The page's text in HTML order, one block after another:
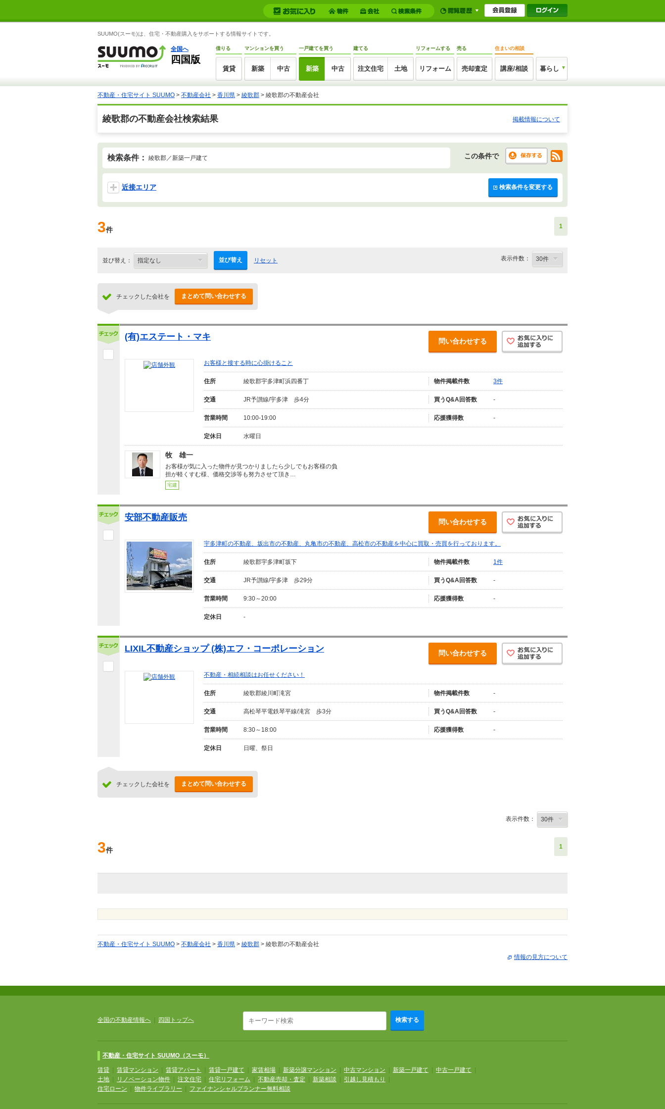
SUUMO(スーモ)は、住宅・不動産購入をサポートする情報サイトです。
全国へ
四国版
借りる
賃貸
マンションを買う
新築 中古
一戸建てを買う
新築 中古
建てる
注文住宅 土地
リフォームする
リフォーム
売る
売却査定
住まいの相談
講座/相談 暮らし
不動産・住宅サイト SUUMO > 不動産会社 > 香川県 > 綾歌郡 > 綾歌郡の不動産会社
綾歌郡の不動産会社検索結果 掲載情報について
検索条件： 綾歌郡／新築一戸建て この条件で
近接エリア 検索条件を変更する
3件 1
並び替え： 並び替え リセット 表示件数：
チェックした会社を まとめて問い合わせする
(有)エステート・マキ 問い合わせする
お客様と接する時に心掛けること
住所 綾歌郡宇多津町浜四番丁 物件掲載件数 3件
交通 JR予讃線/宇多津 歩4分 買うQ&A回答数 -
営業時間 10:00-19:00 応援獲得数 -
定休日 水曜日
牧 雄一
お客様が気に入った物件が見つかりましたら少しでもお客様の負
担が軽くすむ様、価格交渉等も努力させて頂き…
宅建
安部不動産販売 問い合わせする
宇多津町の不動産、坂出市の不動産、丸亀市の不動産、高松市の不動産を中心に買取・売買を行っております。
住所 綾歌郡宇多津町坂下 物件掲載件数 1件
交通 JR予讃線/宇多津 歩29分 買うQ&A回答数 -
営業時間 9:30～20:00 応援獲得数 -
定休日 -
LIXIL不動産ショップ (株)エフ・コーポレーション 問い合わせする
不動産・相続相談はお任せください！
住所 綾歌郡綾川町滝宮 物件掲載件数 -
交通 高松琴平電鉄琴平線/滝宮 歩3分 買うQ&A回答数 -
営業時間 8:30～18:00 応援獲得数 -
定休日 日曜、祭日
チェックした会社を まとめて問い合わせする
表示件数：
3件 1
不動産・住宅サイト SUUMO > 不動産会社 > 香川県 > 綾歌郡 > 綾歌郡の不動産会社
情報の見方について
全国の不動産情報へ 四国トップへ 検索する
不動産・住宅サイト SUUMO（スーモ）
賃貸 賃貸マンション 賃貸アパート 賃貸一戸建て 家賃相場 新築分譲マンション 中古マンション 新築一戸建て 中古一戸建て
土地
リノベーション物件 注文住宅 住宅リフォーム 不動産売却・査定 新築相談 引越し見積もり
住宅ローン
物件ライブラリー ファイナンシャルプランナー無料相談